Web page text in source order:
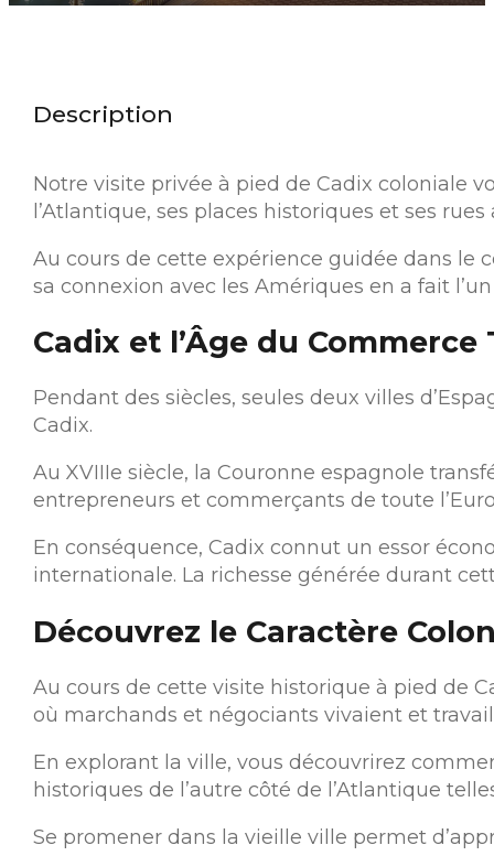
Description
Notre visite privée à pied de Cadix coloniale
l’Atlantique, ses places historiques et ses
Au cours de cette expérience guidée dans le
sa connexion avec les Amériques en a fait
Cadix et l’Âge du
Pendant des siècles, seules deux villes
Cadix.
Au XVIIIe siècle, la Couronne espagnole
entrepreneurs et commerçants de toute
En conséquence, Cadix connut un essor
internationale. La richesse générée durant
Découvrez le Caractère
Au cours de cette visite historique à pied de
où marchands et négociants vivaient et
En explorant la ville, vous découvrirez
historiques de l’autre côté de l’Atlantique
Se promener dans la vieille ville permet